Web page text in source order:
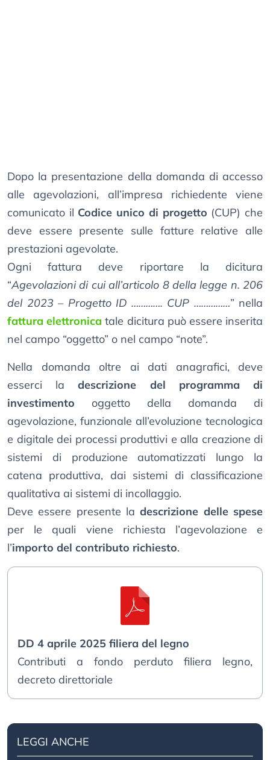
Dopo la presentazione della domanda di accesso
alle agevolazioni, all’impresa richiedente viene
comunicato il Codice unico di progetto (CUP) che
deve essere presente sulle fatture relative alle
prestazioni agevolate.
Ogni fattura deve riportare la dicitura
“Agevolazioni di cui all’articolo 8 della legge n. 206
del 2023 – Progetto ID …………. CUP ……………” nella
fattura elettronica tale dicitura può essere inserita
nel campo “oggetto” o nel campo “note”.
Nella domanda oltre ai dati anagrafici, deve
esserci ladescrizione del programma di
investimento oggetto della domanda di
agevolazione, funzionale all’evoluzione tecnologica
e digitale dei processi produttivi e alla creazione di
sistemi di produzione automatizzati lungo la
catena produttiva, dai sistemi di classificazione
qualitativa ai sistemi di incollaggio.
Deve essere presente ladescrizione delle spese
per le quali viene richiesta l’agevolazione e
l’importo del contributo richiesto.
DD 4 aprile 2025 filiera del legno
Contributi a fondo perduto filiera legno,
decreto direttoriale
LEGGI ANCHE